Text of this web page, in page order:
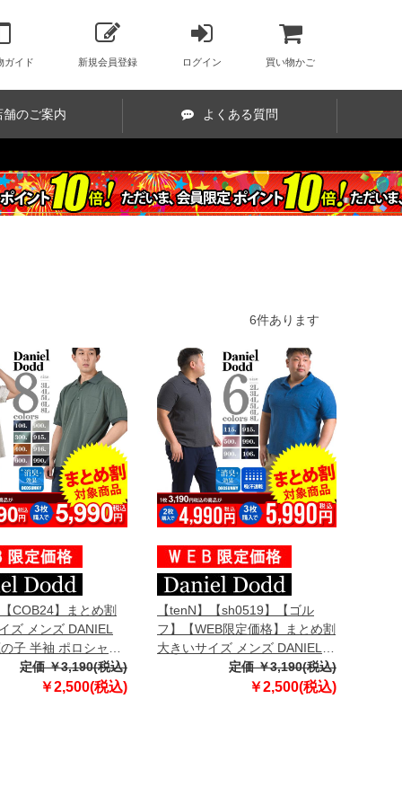
ガイド 新規会員登録 ログイン 買い物かご
舗のご案内 よくある質問
6件あります
【COB24】まとめ割
ズ メンズ DANIEL
子 半袖 ポロシャツ
定価 ￥3,190(税込)
￥2,500(税込)
【tenN】【sh0519】【ゴル
フ】【WEB限定価格】まとめ割
大きいサイズ メンズ DANIEL
DODD 吸汗速乾 鹿の子 半袖 ポ
ロシャツ azpr-009010
定価 ￥3,190(税込)
￥2,500(税込)